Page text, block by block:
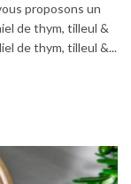
proposons un
de thym, tilleul &
de thym, tilleul &...